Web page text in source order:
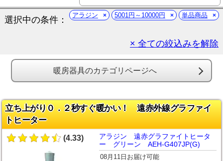
選択中の条件： アラジン 5001円～10000円 単品商品
× 全ての絞込みを解除
暖房器具のカテゴリページへ
立ち上がり０．２秒すぐ暖かい！ 遠赤外線グラファイ
トヒーター
(4.33)
アラジン 遠赤グラファイトヒータ
ー グリーン AEH-G407JP(G)
08月11日お届け可能